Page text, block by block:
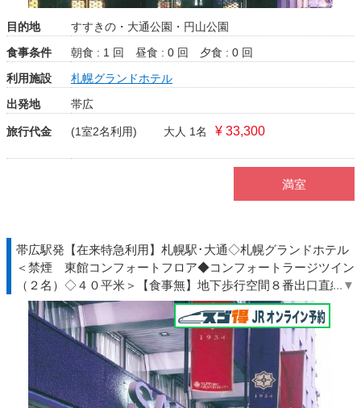
目的地
すすきの・大通公園・円山公園
食事条件
朝食 : 1 回 昼食 : 0 回
夕食 : 0 回
利用施設
札幌グランドホテル
出発地
帯広
旅行代金 (1室2名利用) 大人 1名 ¥ 33,300
満室
帯広駅発【在来特急利用】札幌駅･大通◇札幌グランドホテル
＜禁煙 東館コンフォートフロア◆コンフォートラージツイン
（２名）◇４０平米＞【食事無】地下歩行空間８番出口直結◆
北海道◇ＪＲきっぷ駅受取